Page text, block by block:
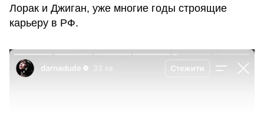
Лорак и Джиган, уже многие годы строящие
карьеру в РФ.